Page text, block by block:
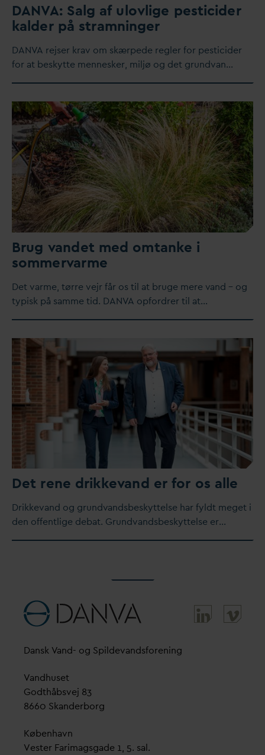
DANVA: Salg af ulovlige pesticider
kalder på stramninger
DANVA rejser krav om skærpede regler for pesticider
for at beskytte mennesker, miljø og det grundvan…
Brug vandet med omtanke i
sommervarme
Det varme, tørre vejr får os til at bruge mere vand – og
typisk på samme tid. DANVA opfordrer til at…
Det rene drikkevand er for os alle
Drikkevand og grundvandsbeskyttelse har fyldt meget i
den offentlige debat. Grundvandsbeskyttelse er…
Dansk Vand- og Spildevandsforening
Vandhuset
Godthåbsvej 83
8660 Skanderborg
København
Vester Farimagsgade 1, 5. sal.